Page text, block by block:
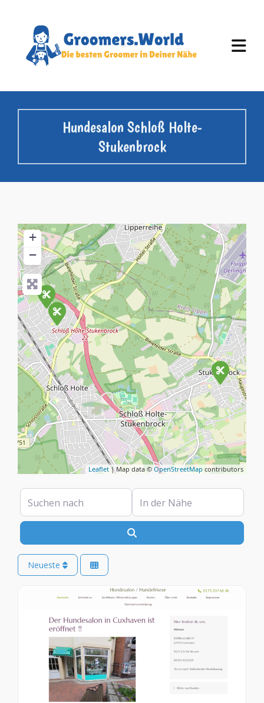
Hundesalon Schloß Holte-
Stukenbrock
+
−
Leaflet| Map data ©OpenStreetMap contributors
Suchen nach In der Nähe
Neueste